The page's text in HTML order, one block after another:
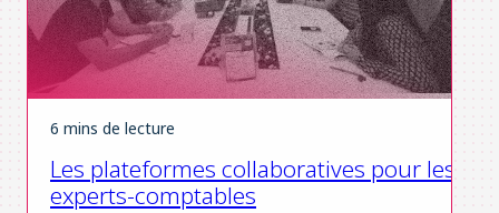
6 mins de lecture
Les plateformes collaboratives pour les
experts-comptables